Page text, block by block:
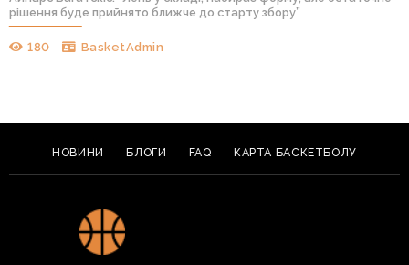
рішення буде прийнято ближче до старту збору”
180 BasketAdmin
НОВИНИ БЛОГИ FAQ КАРТА БАСКЕТБОЛУ